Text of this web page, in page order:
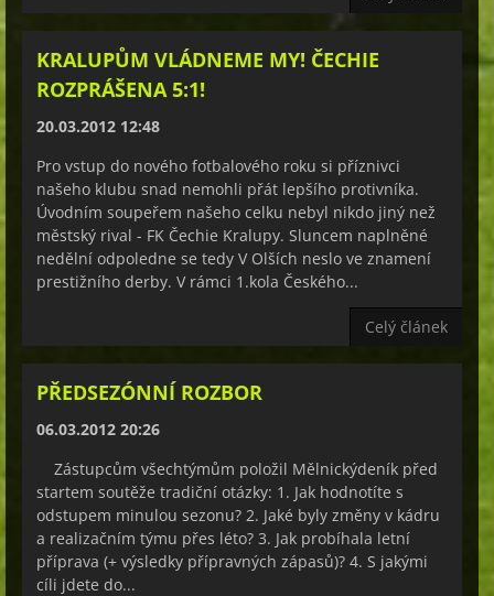
KRALUPŮM VLÁDNEME MY! ČECHIE
ROZPRÁŠENA 5:1!
20.03.2012 12:48
Pro vstup do nového fotbalového roku si příznivci
našeho klubu snad nemohli přát lepšího protivníka.
Úvodním soupeřem našeho celku nebyl nikdo jiný než
městský rival - FK Čechie Kralupy. Sluncem naplněné
nedělní odpoledne se tedy V Olších neslo ve znamení
prestižního derby. V rámci 1.kola Českého...
Celý článek
PŘEDSEZÓNNÍ ROZBOR
06.03.2012 20:26
Zástupcům všechtýmům položil Mělnickýdeník před
startem soutěže tradiční otázky: 1. Jak hodnotíte s
odstupem minulou sezonu? 2. Jaké byly změny v kádru
a realizačním týmu přes léto? 3. Jak probíhala letní
příprava (+ výsledky přípravných zápasů)? 4. S jakými
cíli jdete do...